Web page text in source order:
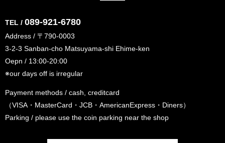
TEL / 089-921-6780
Address / 〒790-0003
3-2-3 Sanban-cho Matsuyama-shi Ehime-ken
Oepn / 13:00-20:00
※our days off is irregular
Payment methods / cash, creditcard
（VISA・MasterCard・JCB・AmericanExpress・Diners）
Parking / please use the coin parking near the shop